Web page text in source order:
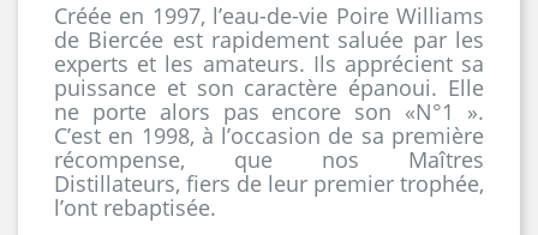
Créée en 1997, l’eau-de-vie Poire Williams
de Biercée est rapidement saluée par les
experts et les amateurs. Ils apprécient sa
puissance et son caractère épanoui. Elle
ne porte alors pas encore son «N°1 ».
C’est en 1998, à l’occasion de sa première
récompense, que nos Maîtres
Distillateurs, fiers de leur premier trophée,
l’ont rebaptisée.